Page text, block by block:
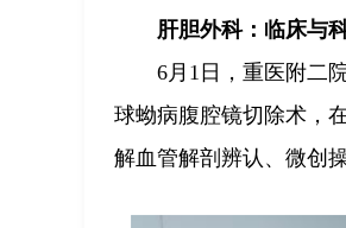
肝胆外科：临床与
6月1日，重医附二
球蚴病腹腔镜切除术，
解血管解剖辨认、微创